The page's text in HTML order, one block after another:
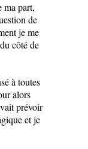
ma part,
de
je me
côté de
à toutes
alors
prévoir
et je